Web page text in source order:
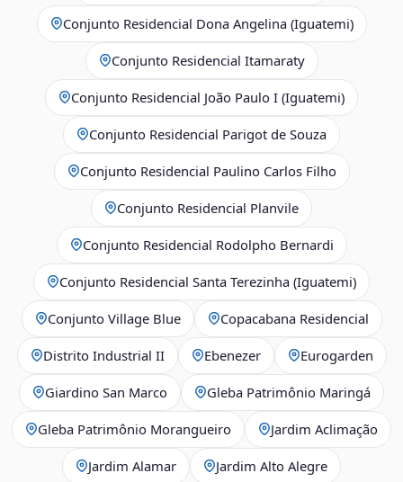
Conjunto Residencial Dona Angelina (Iguatemi)
Conjunto Residencial Itamaraty
Conjunto Residencial João Paulo I (Iguatemi)
Conjunto Residencial Parigot de Souza
Conjunto Residencial Paulino Carlos Filho
Conjunto Residencial Planvile
Conjunto Residencial Rodolpho Bernardi
Conjunto Residencial Santa Terezinha (Iguatemi)
Conjunto Village Blue Copacabana Residencial
Distrito Industrial II Ebenezer Eurogarden
Giardino San Marco Gleba Patrimônio Maringá
Gleba Patrimônio Morangueiro Jardim Aclimação
Jardim Alamar Jardim Alto Alegre